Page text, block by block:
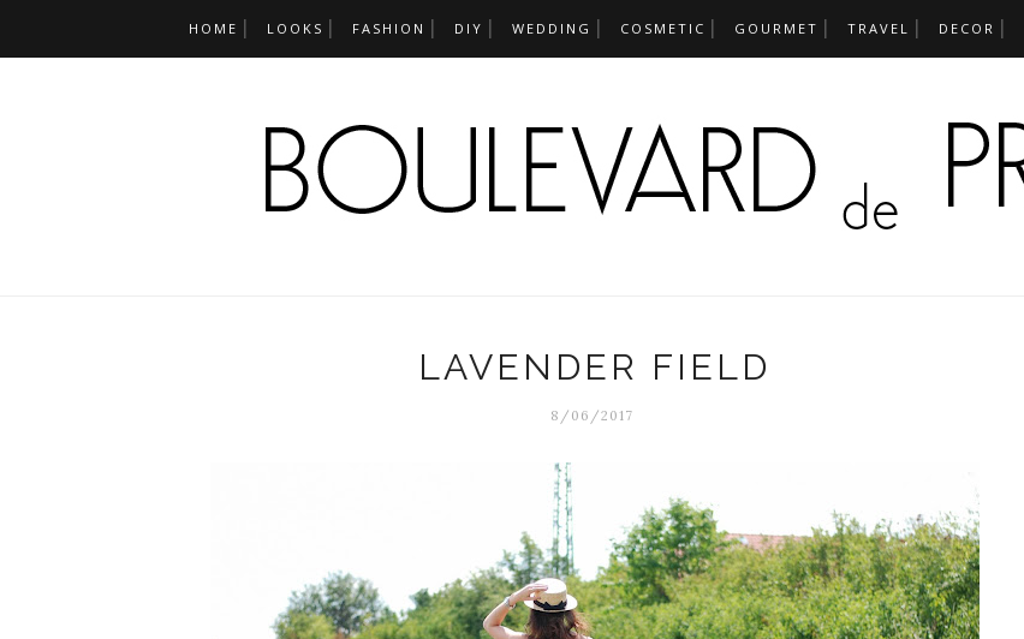
HOME LOOKS FASHION DIY WEDDING COSMETIC GOURMET TRAVEL DECOR
LAVENDER FIELD
8/06/2017